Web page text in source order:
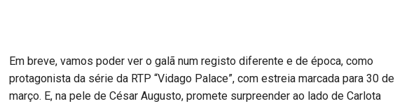
Em breve, vamos poder ver o galã num registo diferente e de época, como
protagonista da série da RTP “Vidago Palace”, com estreia marcada para 30 de
março. E, na pele de César Augusto, promete surpreender ao lado de Carlota